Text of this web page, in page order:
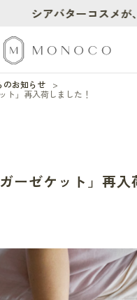
のお知らせ
ト」再入荷しました！
ーゼケット」再入
シアバターコスメが